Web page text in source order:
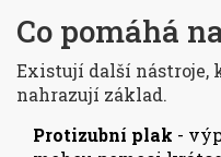
Co pomáhá
Existují další nástroje,
nahrazují základ.
Protizubní plak -